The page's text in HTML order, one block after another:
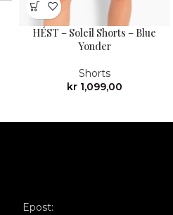
HÉST – Soleil Shorts – Blue
Yonder
Shorts
kr1,099,00
Epost: